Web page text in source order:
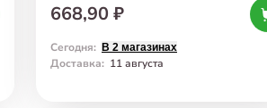
668,90 ₽
Сегодня: В 2 магазинах
Доставка: 11 августа